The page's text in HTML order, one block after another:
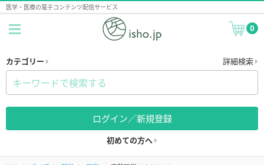
医学・医療の電子コンテンツ配信サービス
0
カテゴリー 詳細検索
ログイン／新規登録
初めての方へ